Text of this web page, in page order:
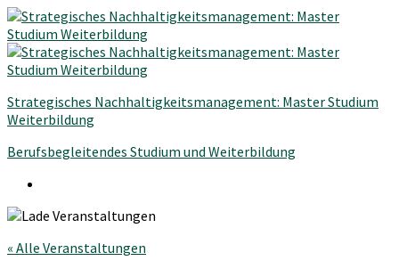
Strategisches Nachhaltigkeitsmanagement: Master Studium
Weiterbildung
Berufsbegleitendes Studium und Weiterbildung
« Alle Veranstaltungen